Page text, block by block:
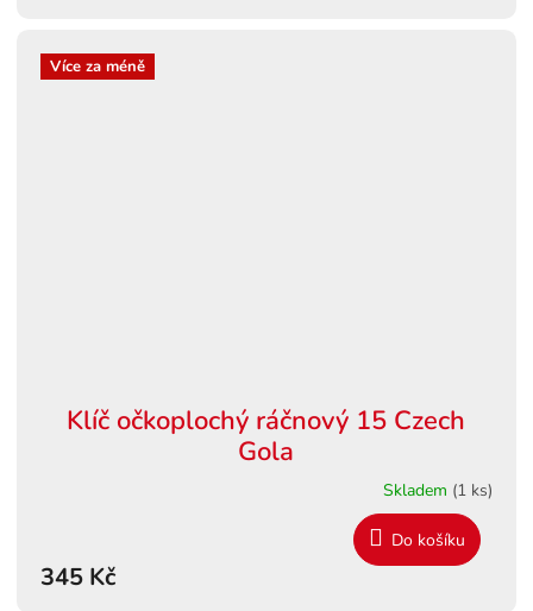
Více za méně
Klíč očkoplochý ráčnový 15 Czech
Gola
Skladem (1 ks)
345 Kč
Do košíku